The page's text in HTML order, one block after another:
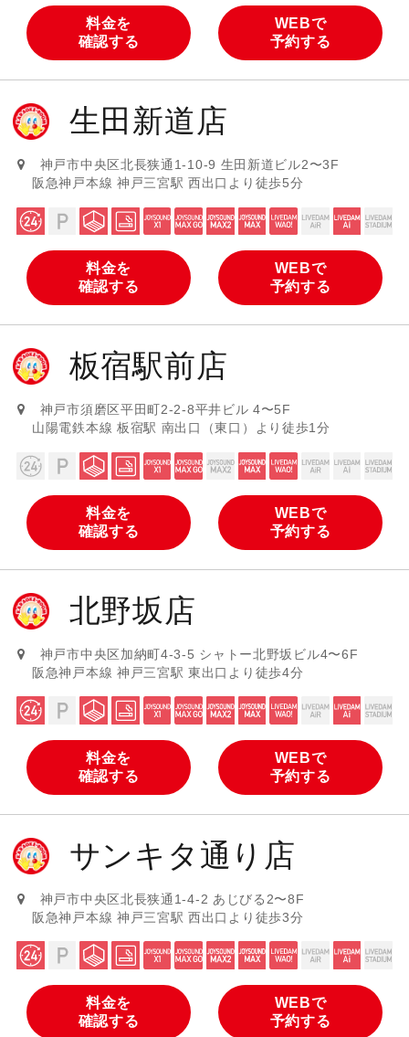
料金を
確認する
WEBで
予約する
生田新道店
神戸市中央区北長狭通1-10-9 生田新道ビル2〜3F
阪急神戸本線 神戸三宮駅 西出口より徒歩5分
料金を
確認する
WEBで
予約する
板宿駅前店
神戸市須磨区平田町2-2-8平井ビル 4〜5F
山陽電鉄本線 板宿駅 南出口（東口）より徒歩1分
料金を
確認する
WEBで
予約する
北野坂店
神戸市中央区加納町4-3-5 シャトー北野坂ビル4〜6F
阪急神戸本線 神戸三宮駅 東出口より徒歩4分
料金を
確認する
WEBで
予約する
サンキタ通り店
神戸市中央区北長狭通1-4-2 あじびる2〜8F
阪急神戸本線 神戸三宮駅 西出口より徒歩3分
料金を
確認する
WEBで
予約する